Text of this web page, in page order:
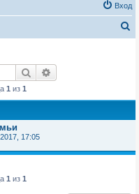
Вход
Поиск
1 из 1
17:05
1 из 1